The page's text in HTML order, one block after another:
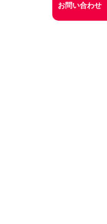
お問い合わせ